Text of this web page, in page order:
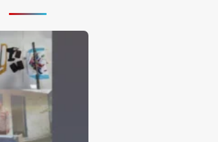
Sejak Usia Dini